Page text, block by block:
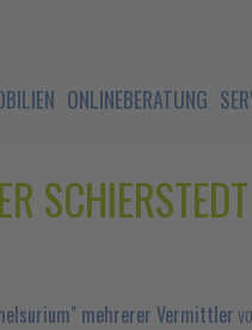
ONLINEBERATUNG
SCHIERSTEDT
mehrerer Vermittler